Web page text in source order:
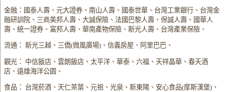
金融：國泰人壽、元大證券、南山人壽、國泰世華、台灣工業銀行、台灣金
融研訓院、三商美邦人壽、大誠保險、法國巴黎人壽、保誠人壽、國華人
壽、統一證券、富邦人壽、華南產物保險、新光人壽、台灣產業保險、
流通： 新光三越、三僑(微風廣場)、信義房屋、阿里巴巴、
觀光： 中信飯店、雲朗飯店、太平洋、華泰、六福、天祥晶華、春天酒
店、遠雄海洋公園、
食品： 台灣菸酒、天仁茶葉、元祖、光泉、新東陽、安心食品(摩斯漢堡)、